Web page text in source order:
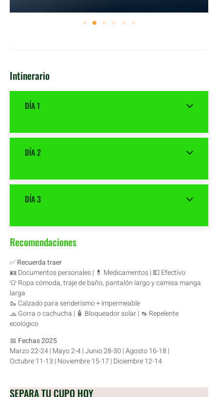
Intinerario
DÍA 1
DÍA 2
DÍA 3
Recomendaciones
✅Recuerda traer
🪪 Documentos personales | 💊 Medicamentos | 💵 Efectivo
👕 Ropa cómoda, traje de baño, pantalón largo y camisa manga
larga
🥾 Calzado para senderismo + impermeable
🧢 Gorra o cachucha | 🧴 Bloqueador solar | 🦟 Repelente
ecológico
📅 Fechas 2025
Marzo 22-24 | Mayo 2-4 | Junio 28-30 | Agosto 16-18 |
Octubre 11-13 | Noviembre 15-17 | Diciembre 12-14
SEPARA TU CUPO HOY